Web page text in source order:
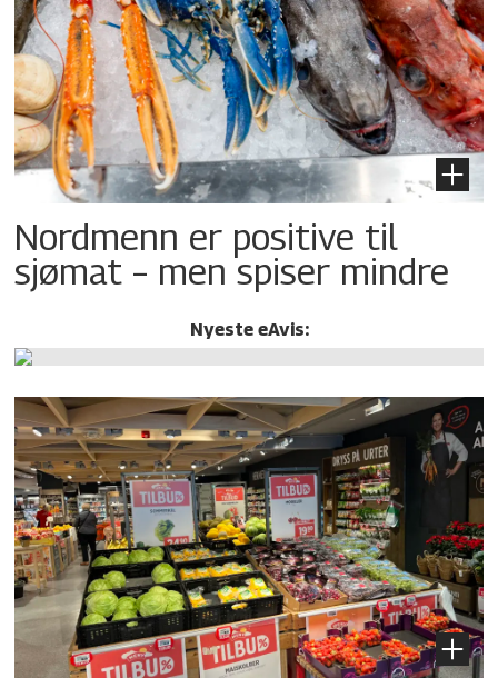
Nordmenn er positive til
sjømat – men spiser mindre
Nyeste eAvis: